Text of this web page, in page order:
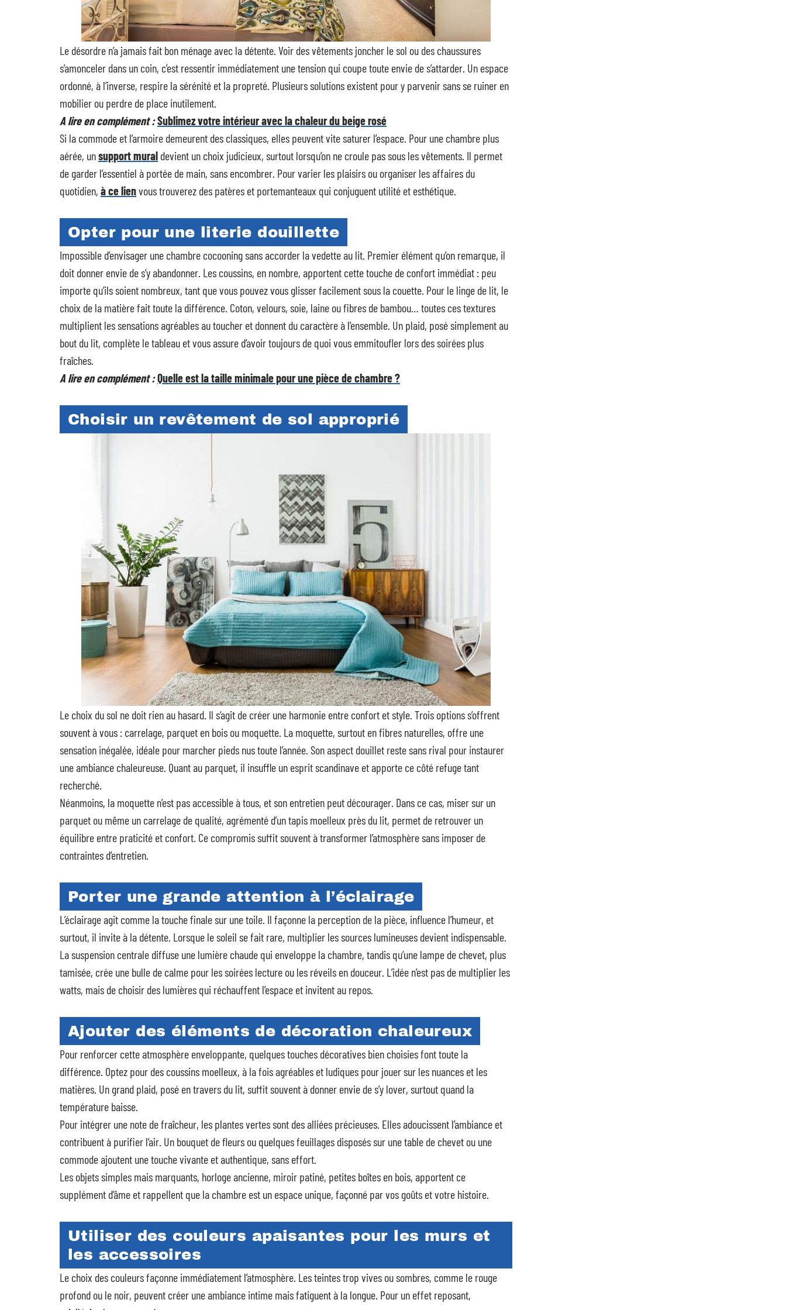
Le désordre n’a jamais fait bon ménage avec la détente. Voir des vêtements joncher le sol ou des chaussures
s’amonceler dans un coin, c’est ressentir immédiatement une tension qui coupe toute envie de s’attarder. Un espace
ordonné, à l’inverse, respire la sérénité et la propreté. Plusieurs solutions existent pour y parvenir sans se ruiner en
mobilier ou perdre de place inutilement.
A lire en complément :Sublimez votre intérieur avec la chaleur du beige rosé
Si la commode et l’armoire demeurent des classiques, elles peuvent vite saturer l’espace. Pour une chambre plus
aérée, unsupport mural devient un choix judicieux, surtout lorsqu’on ne croule pas sous les vêtements. Il permet
de garder l’essentiel à portée de main, sans encombrer. Pour varier les plaisirs ou organiser les affaires du
quotidien, à ce lienvous trouverez des patères et portemanteaux qui conjuguent utilité et esthétique.
Opter pour une literie douillette
Impossible d’envisager une chambre cocooning sans accorder la vedette au lit. Premier élément qu’on remarque, il
doit donner envie de s’y abandonner. Les coussins, en nombre, apportent cette touche de confort immédiat : peu
importe qu’ils soient nombreux, tant que vous pouvez vous glisser facilement sous la couette. Pour le linge de lit, le
choix de la matière fait toute la différence. Coton, velours, soie, laine ou fibres de bambou… toutes ces textures
multiplient les sensations agréables au toucher et donnent du caractère à l’ensemble. Un plaid, posé simplement au
bout du lit, complète le tableau et vous assure d’avoir toujours de quoi vous emmitoufler lors des soirées plus
fraîches.
A lire en complément :Quelle est la taille minimale pour une pièce de chambre ?
Choisir un revêtement de sol approprié
Le choix du sol ne doit rien au hasard. Il s’agit de créer une harmonie entre confort et style. Trois options s’offrent
souvent à vous : carrelage, parquet en bois ou moquette. La moquette, surtout en fibres naturelles, offre une
sensation inégalée, idéale pour marcher pieds nus toute l’année. Son aspect douillet reste sans rival pour instaurer
une ambiance chaleureuse. Quant au parquet, il insuffle un esprit scandinave et apporte ce côté refuge tant
recherché.
Néanmoins, la moquette n’est pas accessible à tous, et son entretien peut décourager. Dans ce cas, miser sur un
parquet ou même un carrelage de qualité, agrémenté d’un tapis moelleux près du lit, permet de retrouver un
équilibre entre praticité et confort. Ce compromis suffit souvent à transformer l’atmosphère sans imposer de
contraintes d’entretien.
Porter une grande attention à l’éclairage
L’éclairage agit comme la touche finale sur une toile. Il façonne la perception de la pièce, influence l’humeur, et
surtout, il invite à la détente. Lorsque le soleil se fait rare, multiplier les sources lumineuses devient indispensable.
La suspension centrale diffuse une lumière chaude qui enveloppe la chambre, tandis qu’une lampe de chevet, plus
tamisée, crée une bulle de calme pour les soirées lecture ou les réveils en douceur. L’idée n’est pas de multiplier les
watts, mais de choisir des lumières qui réchauffent l’espace et invitent au repos.
Ajouter des éléments de décoration chaleureux
Pour renforcer cette atmosphère enveloppante, quelques touches décoratives bien choisies font toute la
différence. Optez pour des coussins moelleux, à la fois agréables et ludiques pour jouer sur les nuances et les
matières. Un grand plaid, posé en travers du lit, suffit souvent à donner envie de s’y lover, surtout quand la
température baisse.
Pour intégrer une note de fraîcheur, les plantes vertes sont des alliées précieuses. Elles adoucissent l’ambiance et
contribuent à purifier l’air. Un bouquet de fleurs ou quelques feuillages disposés sur une table de chevet ou une
commode ajoutent une touche vivante et authentique, sans effort.
Les objets simples mais marquants, horloge ancienne, miroir patiné, petites boîtes en bois, apportent ce
supplément d’âme et rappellent que la chambre est un espace unique, façonné par vos goûts et votre histoire.
Utiliser des couleurs apaisantes pour les murs et
les accessoires
Le choix des couleurs façonne immédiatement l’atmosphère. Les teintes trop vives ou sombres, comme le rouge
profond ou le noir, peuvent créer une ambiance intime mais fatiguent à la longue. Pour un effet reposant,